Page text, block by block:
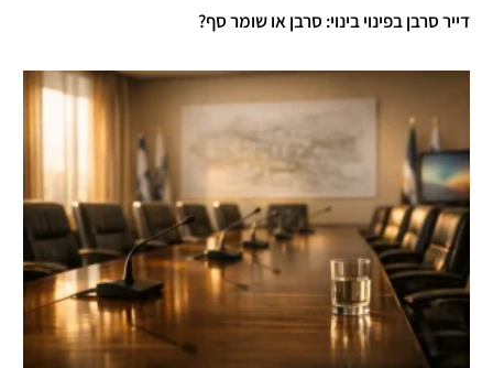
סרבן בפינוי בינוי: סרבן או שומר סף?